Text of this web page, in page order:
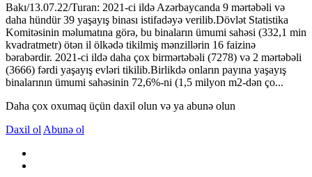
Bakı/13.07.22/Turan: 2021-ci ildə Azərbaycanda 9 mərtəbəli və
daha hündür 39 yaşayış binası istifadəyə verilib.Dövlət Statistika
Komitəsinin məlumatına görə, bu binaların ümumi sahəsi (332,1 min
kvadratmetr) ötən il ölkədə tikilmiş mənzillərin 16 faizinə
bərabərdir. 2021-ci ildə daha çox birmərtəbəli (7278) və 2 mərtəbəli
(3666) fərdi yaşayış evləri tikilib.Birlikdə onların payına yaşayış
binalarının ümumi sahəsinin 72,6%-ni (1,5 milyon m2-dən ço...
Daha çox oxumaq üçün daxil olun və ya abunə olun
Daxil ol Abunə ol